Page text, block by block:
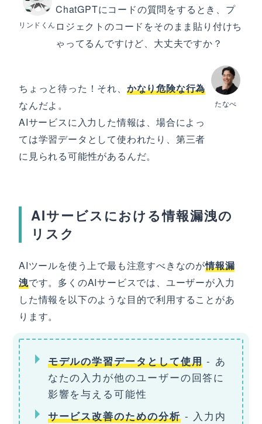
リンドくん
ChatGPTにコードの質問をするとき、プ
ロジェクトのコードをそのまま貼り付けち
ゃってるんですけど、大丈夫ですか？
たなべ
ちょっと待った！それ、 かなり危険な行為
なんだよ。
AIサービスに入力した情報は、場合によっ
ては学習データとして使われたり、第三者
に見られる可能性があるんだ。
AIサービスにおける情報漏洩の
リスク
AIツールを使う上で最も注意すべきなのが情報漏
洩です。多くのAIサービスでは、ユーザーが入力
した情報を以下のような目的で利用することがあ
ります。
モデルの学習データとして使用 - あ
なたの入力が他のユーザーの回答に
影響を与える可能性
サービス改善のための分析- 入力内